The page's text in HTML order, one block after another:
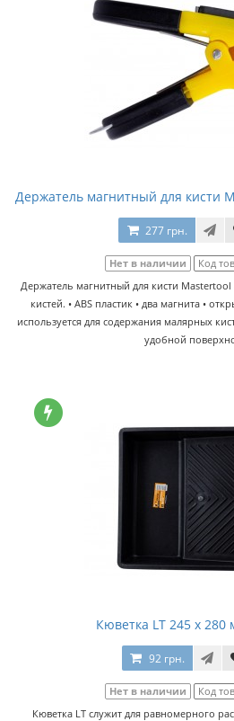
Держатель магнитный для кисти
277 грн.
Нет в наличии Код
Держатель магнитный для кисти Mastertool
кистей. • ABS пластик • два магнита •
используется для содержания малярных
удобной
Кюветка LT 245 х 280
92 грн.
Нет в наличии Код
Кюветка LT служит для равномерного